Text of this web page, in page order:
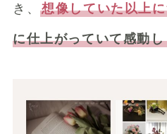
き、想像していた以上
に仕上がっていて感動